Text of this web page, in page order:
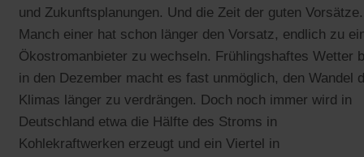
und Zukunftsplanungen. Und die Zeit der guten Vorsätze.
Manch einer hat schon länger den Vorsatz, endlich zu
Ökostromanbieter zu wechseln. Frühlingshaftes Wetter
in den Dezember macht es fast unmöglich, den Wandel
Klimas länger zu verdrängen. Doch noch immer wird in
Deutschland etwa die Hälfte des Stroms in
Kohlekraftwerken erzeugt und ein Viertel in